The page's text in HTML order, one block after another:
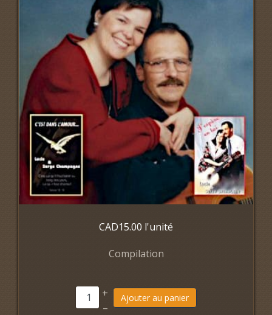
CAD15.00 l'unité
Compilation
+
–
Ajouter au panier